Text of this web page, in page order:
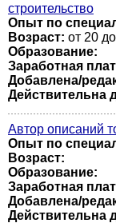
строительство
Опыт по
Возраст: от 20
Образование:
Заработная
Добавлена/
Действительна
Автор описаний
Опыт по
Возраст:
Образование:
Заработная
Добавлена/
Действительна